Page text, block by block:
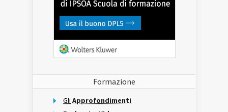
Formazione
Gli Approfondimenti